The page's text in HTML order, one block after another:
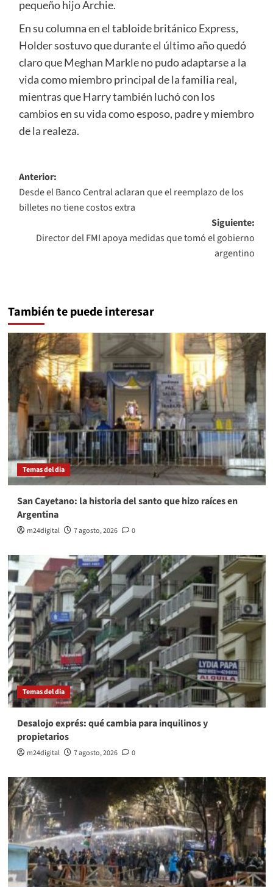
pequeño hijo Archie.
En su columna en el tabloide británico Express,
Holder sostuvo que durante el último año quedó
claro que Meghan Markle no pudo adaptarse a la
vida como miembro principal de la familia real,
mientras que Harry también luchó con los
cambios en su vida como esposo, padre y miembro
de la realeza.
Navegación
de
entradas
Anterior:
Desde el Banco Central aclaran que el reemplazo de los
billetes no tiene costos extra
Siguiente:
Director del FMI apoya medidas que tomó el gobierno
argentino
También te puede interesar
Temas del dia
San Cayetano: la historia del santo que hizo raíces en
Argentina
m24digital 7 agosto, 2026 0
Temas del dia
Desalojo exprés: qué cambia para inquilinos y
propietarios
m24digital 7 agosto, 2026 0